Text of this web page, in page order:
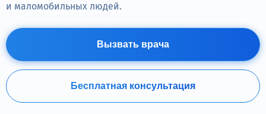
Психиатрия
Терапия
и маломобильных людей.
Вызвать врача
Бесплатная консультация